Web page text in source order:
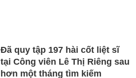
Đã quy tập 197 hài cốt liệt sĩ
tại Công viên Lê Thị Riêng sau
hơn một tháng tìm kiếm